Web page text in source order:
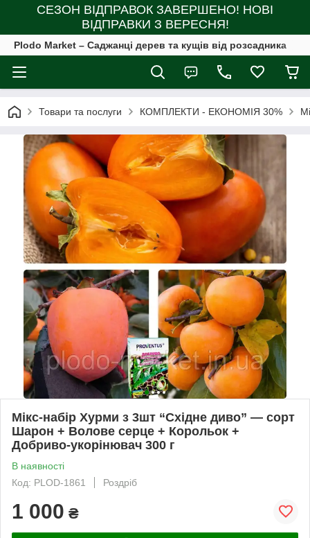
СЕЗОН ВІДПРАВОК ЗАВЕРШЕНО! НОВІ
ВІДПРАВКИ З ВЕРЕСНЯ!
Plodo Market – Саджанці дерев та кущів від розсадника
Товари та послуги КОМПЛЕКТИ - ЕКОНОМІЯ 30%
Мікс-набір Хурми з 3шт “Східне диво” — сорт
Шарон + Волове серце + Корольок +
Добриво-укорінювач 300 г
В наявності
Код: PLOD-1861
Роздріб
1 000 ₴